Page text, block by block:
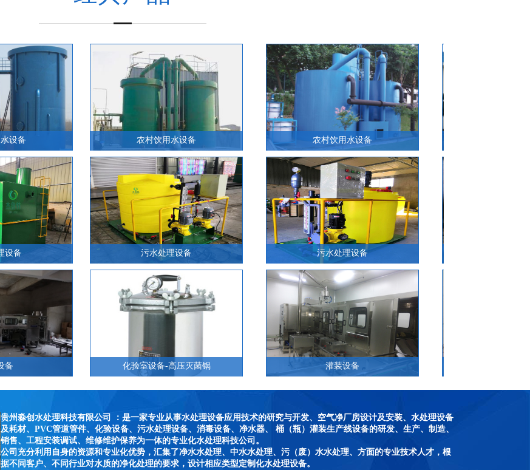
贵州淼创水处理科技有限公司 ：是一家专业从事水处理设备应用技术的研究与开发、空气净厂房设计及安装、水处理设备
及耗材、PVC管道管件、化验设备、污水处理设备、消毒设备、净水器、 桶（瓶）灌装生产线设备的研发、生产、制造、
销售、工程安装调试、维修维护保养为一体的专业化水处理科技公司。
公司充分利用自身的资源和专业化优势，汇集了净水水处理、中水水处理、污（废）水水处理、方面的专业技术人才，根
据不同客户、不同行业对水质的净化处理的要求，设计相应类型定制化水处理设备。